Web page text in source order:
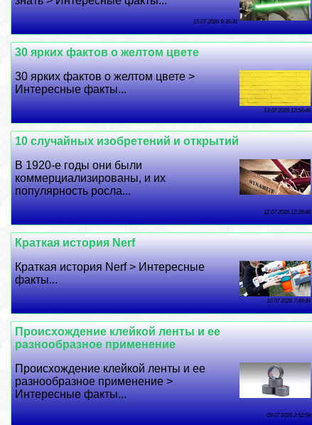
15 07 2026 9:36:31
30 ярких фактов о желтом цвете
30 ярких фактов о желтом цвете >
Интересные факты...
13 07 2026 12:56:46
10 случайных изобретений и открытий
В 1920-е годы они были
коммерциализированы, и их
популярность росла...
12 07 2026 12:28:46
Краткая история Nerf
Краткая история Nerf > Интересные
факты...
10 07 2026 7:49:46
Происхождение клейкой ленты и ее
разнообразное применение
Происхождение клейкой ленты и ее
разнообразное применение >
Интересные факты...
09 07 2026 2:52:58